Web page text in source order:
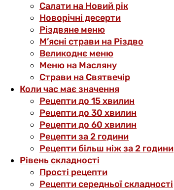
Салати на Новий рік
Новорічні десерти
Різдвяне меню
М’ясні страви на Різдво
Великоднє меню
Меню на Масляну
Страви на Святвечір
Коли час має значення
Рецепти до 15 хвилин
Рецепти до 30 хвилин
Рецепти до 60 хвилин
Рецепти за 2 години
Рецепти більш ніж за 2 години
Рівень складності
Прості рецепти
Рецепти середньої складності